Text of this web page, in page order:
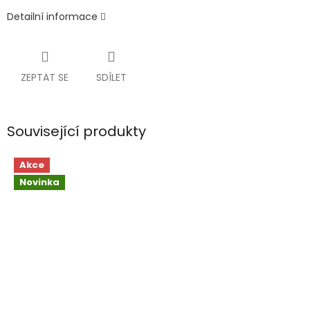
Detailní informace
ZEPTAT SE SDÍLET
Související produkty
Akce
Novinka